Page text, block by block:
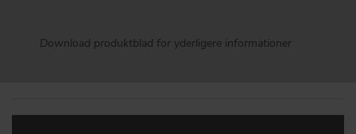
Download produktblad for yderligere informationer